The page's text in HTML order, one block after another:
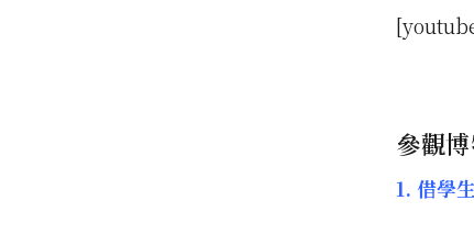
參觀
1. 借學